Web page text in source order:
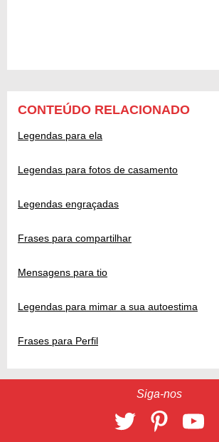
CONTEÚDO RELACIONADO
Legendas para ela
Legendas para fotos de casamento
Legendas engraçadas
Frases para compartilhar
Mensagens para tio
Legendas para mimar a sua autoestima
Frases para Perfil
Siga-nos